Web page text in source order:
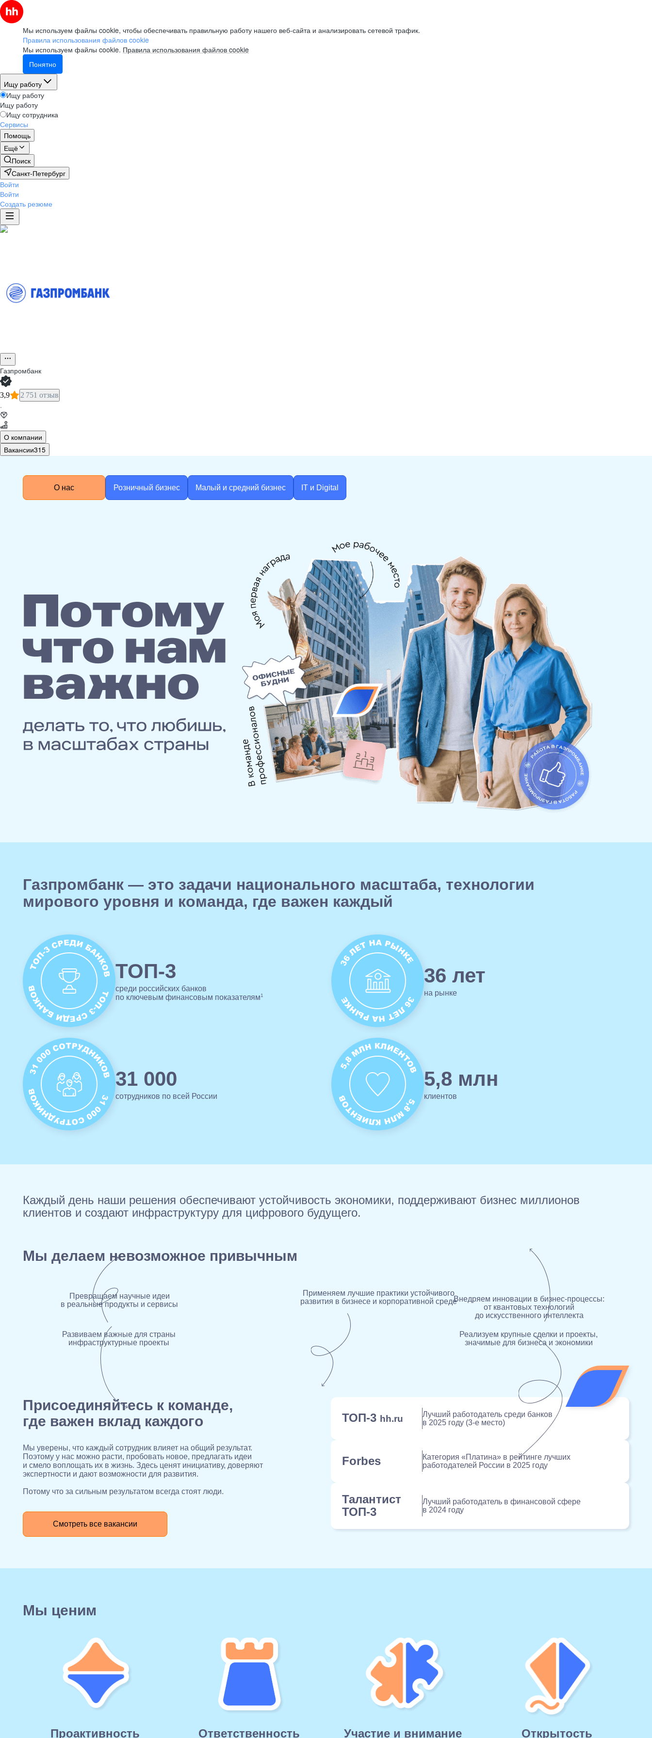
Мы используем файлы cookie, чтобы обеспечивать правильную работу нашего веб-сайта и анализировать сетевой трафик.
Правила использования файлов cookie
Мы используем файлы cookie. Правила использования файлов cookie
Понятно
Ищу работу
Ищу работу
Ищу работу
Ищу сотрудника
Сервисы
Помощь
Ещё
Поиск
Санкт-Петербург
Войти
Войти
Создать резюме
Газпромбанк
3,9 2 751 отзыв
·
О компании
Вакансии315
О нас Розничный бизнес Малый и средний бизнес IT и Digital
Газпромбанк — это задачи национального масштаба, технологии
мирового уровня и команда, где важен каждый
ТОП-3
среди российских банков
по ключевым финансовым показателям1
36 лет
на рынке
31 000
сотрудников по всей России
5,8 млн
клиентов
Каждый день наши решения обеспечивают устойчивость экономики, поддерживают бизнес миллионов
клиентов и создают инфраструктуру для цифрового будущего.
Мы делаем невозможное привычным
Превращаем научные идеи
в реальные продукты и сервисы
Применяем лучшие практики устойчивого
развития в бизнесе и корпоративной средеВнедряем инновации в бизнес-процессы:
от квантовых технологий
до искусственного интеллекта
Развиваем важные для страны
инфраструктурные проекты
Реализуем крупные сделки и проекты,
значимые для бизнеса и экономики
Присоединяйтесь к команде,
где важен вклад каждого
Мы уверены, что каждый сотрудник влияет на общий результат.
Поэтому у нас можно расти, пробовать новое, предлагать идеи
и смело воплощать их в жизнь. Здесь ценят инициативу, доверяют
экспертности и дают возможности для развития.
Потому что за сильным результатом всегда стоят люди.
Смотреть все вакансии
ТОП-3 hh.ru
Лучший работодатель среди банков
в 2025 году (3‑е место)
Forbes
Категория «Платина» в рейтинге лучших
работодателей России в 2025 году
Талантист
ТОП-3
Лучший работодатель в финансовой сфере
в 2024 году
Мы ценим
Проактивность Ответственность Участие и внимание Открытость